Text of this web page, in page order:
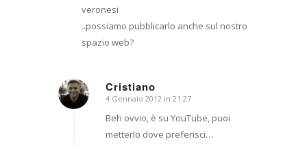
veronesi
..possiamo pubblicarlo anche sul nostro
spazio web?
Cristiano
dice:
4 Gennaio 2012 in 21:27
Beh ovvio, è su YouTube, puoi
metterlo dove preferisci…